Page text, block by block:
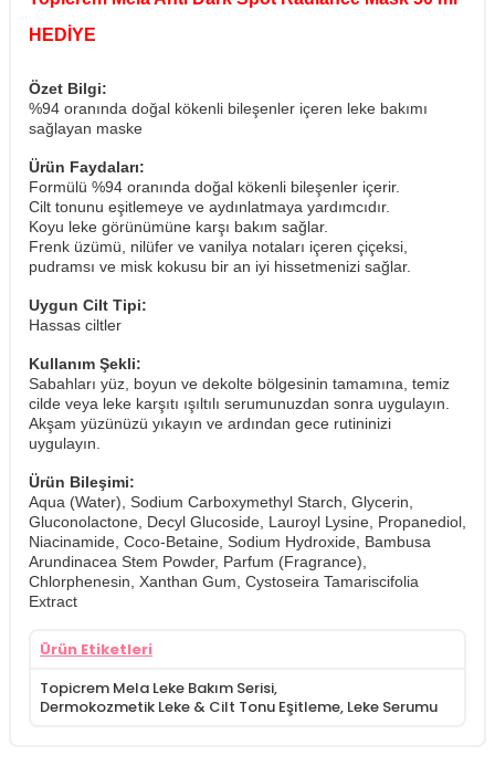
HEDİYE
Özet Bilgi:
%94 oranında doğal kökenli bileşenler içeren leke bakımı
sağlayan maske
Ürün Faydaları:
Formülü %94 oranında doğal kökenli bileşenler içerir.
Cilt tonunu eşitlemeye ve aydınlatmaya yardımcıdır.
Koyu leke görünümüne karşı bakım sağlar.
Frenk üzümü, nilüfer ve vanilya notaları içeren çiçeksi,
pudramsı ve misk kokusu bir an iyi hissetmenizi sağlar.
Uygun Cilt Tipi:
Hassas ciltler
Kullanım Şekli:
Sabahları yüz, boyun ve dekolte bölgesinin tamamına, temiz
cilde veya leke karşıtı ışıltılı serumunuzdan sonra uygulayın.
Akşam yüzünüzü yıkayın ve ardından gece rutininizi
uygulayın.
Ürün Bileşimi:
Aqua (Water), Sodium Carboxymethyl Starch, Glycerin,
Gluconolactone, Decyl Glucoside, Lauroyl Lysine, Propanediol,
Niacinamide, Coco-Betaine, Sodium Hydroxide, Bambusa
Arundinacea Stem Powder, Parfum (Fragrance),
Chlorphenesin, Xanthan Gum, Cystoseira Tamariscifolia
Extract
Ürün Etiketleri
Topicrem Mela Leke Bakım Serisi,
Dermokozmetik Leke & Cilt Tonu Eşitleme, Leke Serumu